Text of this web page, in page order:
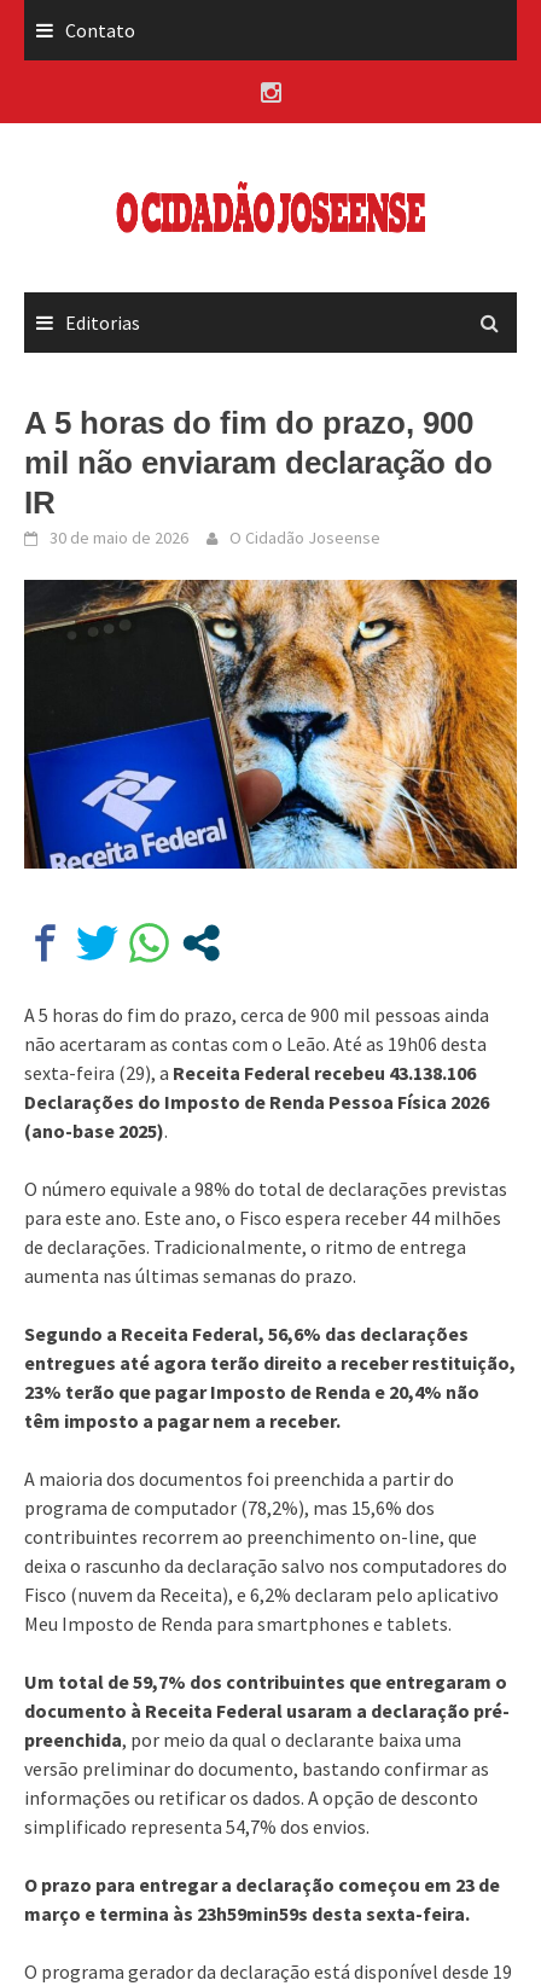
Contato
Editorias
A 5 horas do fim do prazo, 900
mil não enviaram declaração do
IR
30 de maio de 2026 O Cidadão Joseense
A 5 horas do fim do prazo, cerca de 900 mil pessoas ainda
não acertaram as contas com o Leão. Até as 19h06 desta
sexta-feira (29), a Receita Federal recebeu 43.138.106
Declarações do Imposto de Renda Pessoa Física 2026
(ano-base 2025).
O número equivale a 98% do total de declarações previstas
para este ano. Este ano, o Fisco espera receber 44 milhões
de declarações. Tradicionalmente, o ritmo de entrega
aumenta nas últimas semanas do prazo.
Segundo a Receita Federal, 56,6% das declarações
entregues até agora terão direito a receber restituição,
23% terão que pagar Imposto de Renda e 20,4% não
têm imposto a pagar nem a receber.
A maioria dos documentos foi preenchida a partir do
programa de computador (78,2%), mas 15,6% dos
contribuintes recorrem ao preenchimento on-line, que
deixa o rascunho da declaração salvo nos computadores do
Fisco (nuvem da Receita), e 6,2% declaram pelo aplicativo
Meu Imposto de Renda para smartphones e tablets.
Um total de 59,7% dos contribuintes que entregaram o
documento à Receita Federal usaram a declaração pré-
preenchida, por meio da qual o declarante baixa uma
versão preliminar do documento, bastando confirmar as
informações ou retificar os dados. A opção de desconto
simplificado representa 54,7% dos envios.
O prazo para entregar a declaração começou em 23 de
março e termina às 23h59min59s desta sexta-feira.
O programa gerador da declaração está disponível desde 19